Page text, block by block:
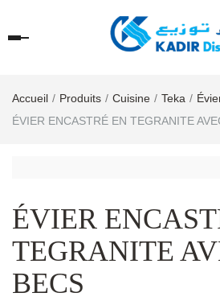
Accueil Produits Cuisine Teka
ÉVIER ENCASTRÉ EN TEGRANITE
ÉVIER
TEGRANITE
BECS